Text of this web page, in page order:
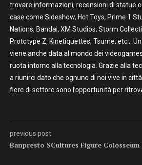
trovare informazioni, recensioni di statue
case come Sideshow, Hot Toys, Prime 1
Nations, Bandai, XM Studios, Storm
Prototype Z, Kinetiquettes, Tsume, etc…
viene anche data al mondo dei
ruota intorno alla tecnologia. Grazie alla
a riunirci dato che ognuno di noi vive in
fiere di settore sono l’opportunità per
previous post
Banpresto SCultures Figure Colosseum